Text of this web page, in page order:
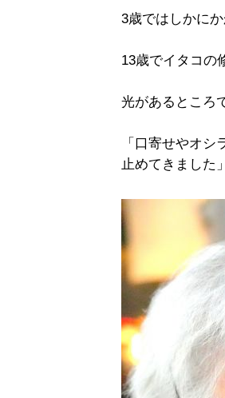
3歳ではしかに
13歳でイタコの
光があるところ
「口寄せやオ
止めてきました」